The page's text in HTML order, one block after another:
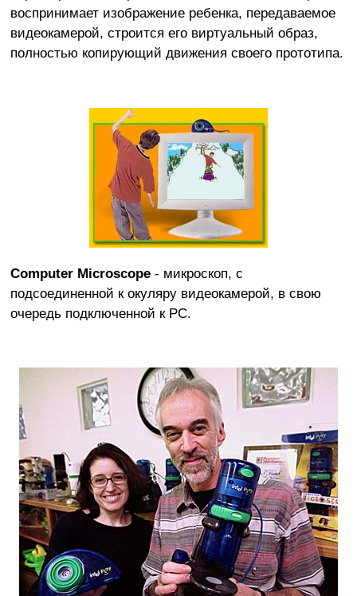
воспринимает изображение ребенка, передаваемое
видеокамерой, строится его виртуальный образ,
полностью копирующий движения своего прототипа.
Computer Microscope- микроскоп, с
подсоединенной к окуляру видеокамерой, в свою
очередь подключенной к PC.